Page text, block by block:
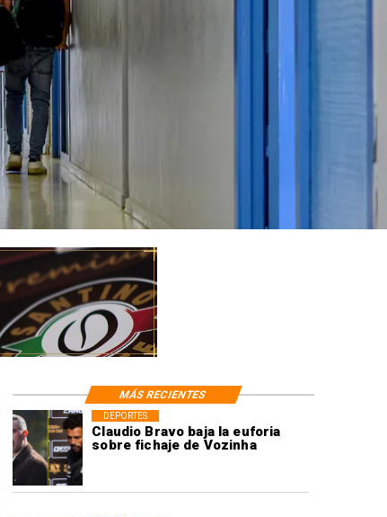
Claudio Bravo baja la euforia
sobre fichaje de Vozinha
DEPORTES
MÁS RECIENTES